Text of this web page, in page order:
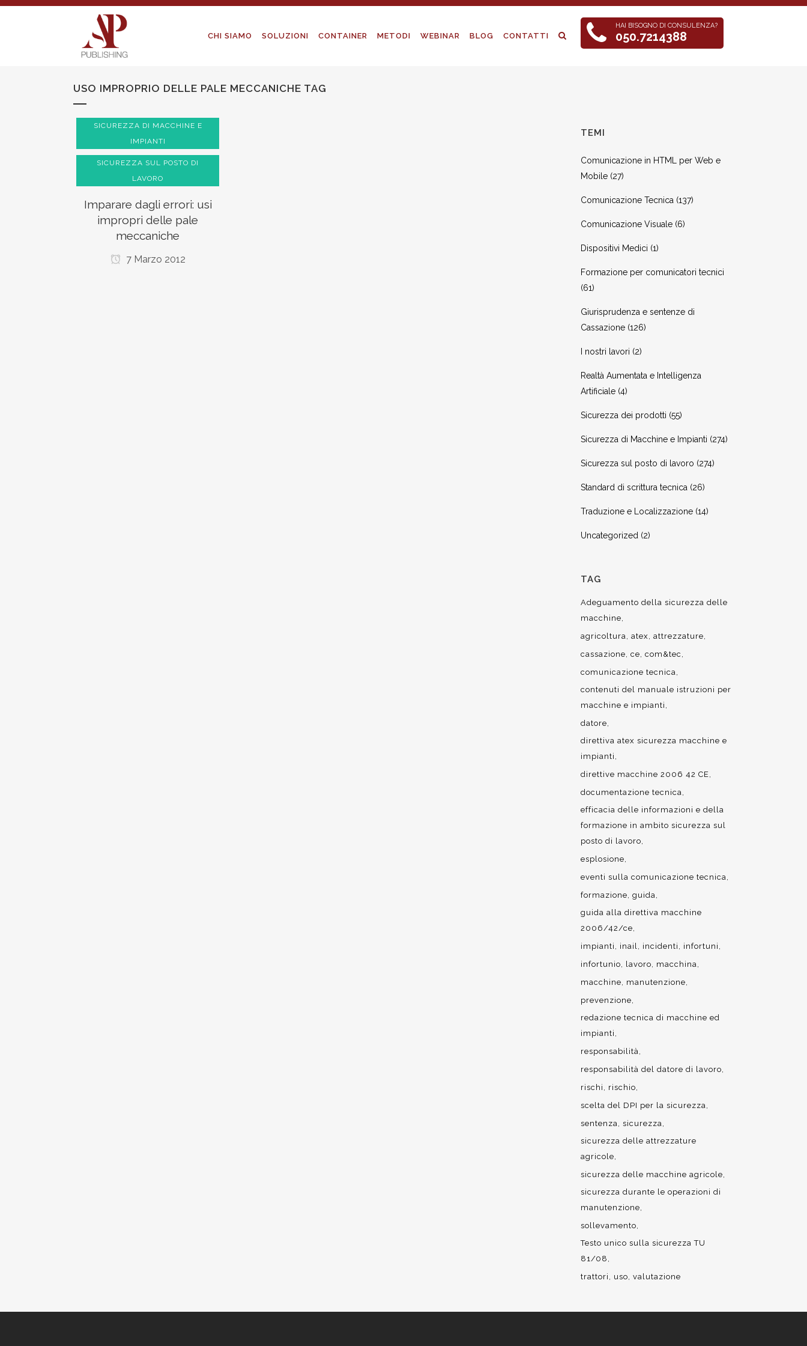
HAI BISOGNO DI CONSULENZA?
050.7214388
CHI SIAMO SOLUZIONI CONTAINER METODI WEBINAR BLOG CONTATTI
USO IMPROPRIO DELLE PALE MECCANICHE TAG
SICUREZZA DI MACCHINE E
IMPIANTI
SICUREZZA SUL POSTO DI
LAVORO
Imparare dagli errori: usi
impropri delle pale
meccaniche
7 Marzo 2012
TEMI
Comunicazione in HTML per Web e
Mobile (27)
Comunicazione Tecnica (137)
Comunicazione Visuale (6)
Dispositivi Medici (1)
Formazione per comunicatori tecnici
(61)
Giurisprudenza e sentenze di
Cassazione (126)
I nostri lavori (2)
Realtà Aumentata e Intelligenza
Artificiale (4)
Sicurezza dei prodotti (55)
Sicurezza di Macchine e Impianti (274)
Sicurezza sul posto di lavoro (274)
Standard di scrittura tecnica (26)
Traduzione e Localizzazione (14)
Uncategorized (2)
TAG
Adeguamento della sicurezza delle
macchine
agricoltura atex
attrezzature
cassazione ce com&tec
comunicazione tecnica
contenuti del manuale istruzioni per
macchine e impianti
datore
direttiva atex sicurezza macchine e
impianti
direttive macchine 2006 42 CE
documentazione tecnica
efficacia delle informazioni e della
formazione in ambito sicurezza sul
posto di lavoro
esplosione
eventi sulla comunicazione tecnica
formazione guida
guida alla direttiva macchine
2006/42/ce
impianti
inail incidenti
infortuni
infortunio
lavoro
macchina
macchine
manutenzione
prevenzione
redazione tecnica di macchine ed
impianti
responsabilità
responsabilità del datore di lavoro
rischi
rischio
scelta del DPI per la sicurezza
sentenza sicurezza
sicurezza delle attrezzature
agricole
sicurezza delle macchine agricole
sicurezza durante le operazioni di
manutenzione
sollevamento
Testo unico sulla sicurezza TU
81/08
trattori
uso valutazione